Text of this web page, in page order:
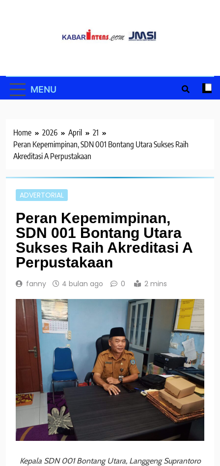
MENU
Home 2026 April
21
Peran Kepemimpinan, SDN 001 Bontang Utara Sukses Raih
Akreditasi A Perpustakaan
ADVERTORIAL
Peran Kepemimpinan,
SDN 001 Bontang Utara
Sukses Raih Akreditasi A
Perpustakaan
fanny 4 bulan ago 0 2 mins
Kepala SDN 001 Bontang Utara, Langgeng Suprantoro